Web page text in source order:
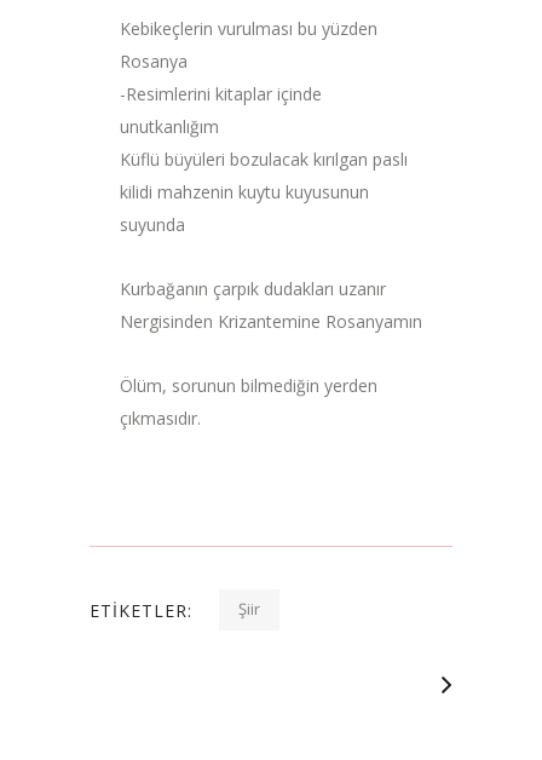
Kebikeçlerin vurulması bu yüzden
Rosanya
-Resimlerini kitaplar içinde
unutkanlığım
Küflü büyüleri bozulacak kırılgan paslı
kilidi mahzenin kuytu kuyusunun
suyunda
Kurbağanın çarpık dudakları uzanır
Nergisinden Krizantemine Rosanyamın
Ölüm, sorunun bilmediğin yerden
çıkmasıdır.
ETIKETLER: Şiir